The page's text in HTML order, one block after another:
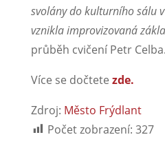
svolány do kulturního sálu
vznikla improvizovaná
průběh cvičení Petr Celba.
Více se dočtete zde.
Zdroj: Město Frýdlant
Počet zobrazení: 327